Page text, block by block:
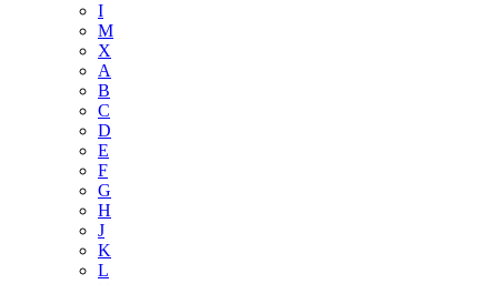
I
M
X
A
B
C
D
E
F
G
H
J
K
L